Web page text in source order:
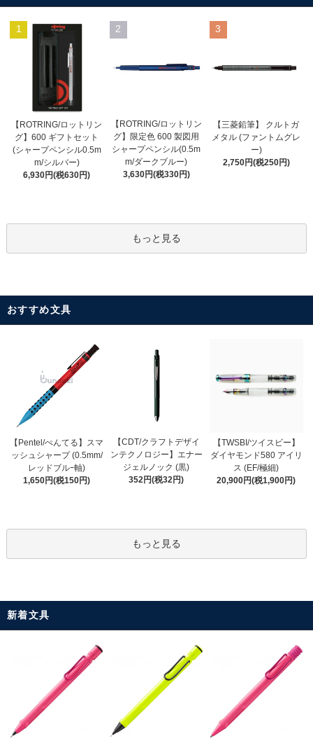
1
【ROTRING/ロットリン
グ】600 ギフトセット
(シャープペンシル0.5m
m/シルバー)
6,930円(税630円)
2
【ROTRING/ロットリン
グ】限定色 600 製図用
シャープペンシル(0.5m
m/ダークブルー)
3,630円(税330円)
3
【三菱鉛筆】 クルトガ
メタル (ファントムグレ
ー)
2,750円(税250円)
もっと見る
おすすめ文具
【Pentel/ぺんてる】スマ
ッシュシャープ (0.5mm/
レッドブルｰ軸)
1,650円(税150円)
【CDT/クラフトデザイ
ンテクノロジー】エナー
ジェルノック (黒)
352円(税32円)
【TWSBI/ツイスビー】
ダイヤモンド580 アイリ
ス (EF/極細)
20,900円(税1,900円)
もっと見る
新着文具